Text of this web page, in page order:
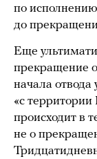
по
до
Еще
прекращение
начала отвода
«с
происходит в
не о